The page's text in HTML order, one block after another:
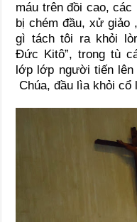
máu trên đồi cao,
bị chém đầu, xử giảo
gì tách tôi ra khỏi
Đức Kitô”, trong tù
lớp lớp người tiến
Chúa, đầu lìa khỏi cổ